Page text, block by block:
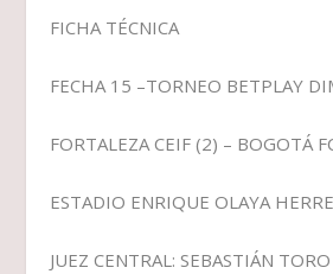
FICHA TÉCNICA
FECHA 15 –TORNEO BETPLAY
FORTALEZA CEIF (2) – BOGOTÁ
ESTADIO ENRIQUE OLAYA
JUEZ CENTRAL: SEBASTIÁN TORO